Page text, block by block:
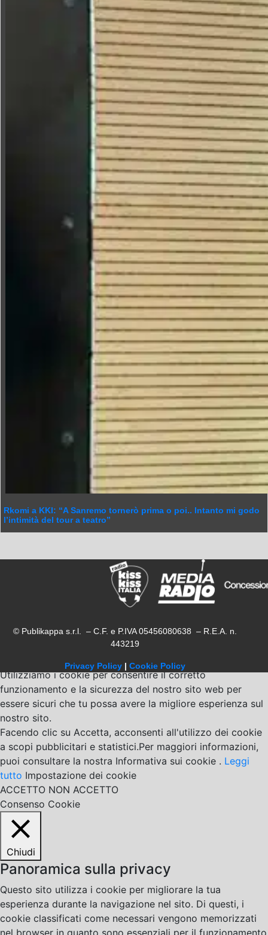
Rkomi a KKI: “A Sanremo tornerò prima o poi.. Intanto mi godo
l’intimità del tour a teatro”
© Publikappa s.r.l. – C.F. e P.IVA 05456080638 – R.E.A. n.
443219
Privacy Policy | Cookie Policy
Utilizziamo i cookie per consentire il corretto
funzionamento e la sicurezza del nostro sito web per
essere sicuri che tu possa avere la migliore esperienza sul
nostro sito.
Facendo clic su Accetta, acconsenti all'utilizzo dei cookie
a scopi pubblicitari e statistici.Per maggiori informazioni,
puoi consultare la nostra Informativa sui cookie . Leggi
tutto Impostazione dei cookie
ACCETTO NON ACCETTO
Consenso Cookie
Chiudi
Panoramica sulla privacy
Questo sito utilizza i cookie per migliorare la tua
esperienza durante la navigazione nel sito. Di questi, i
cookie classificati come necessari vengono memorizzati
nel browser in quanto sono essenziali per il funzionamento